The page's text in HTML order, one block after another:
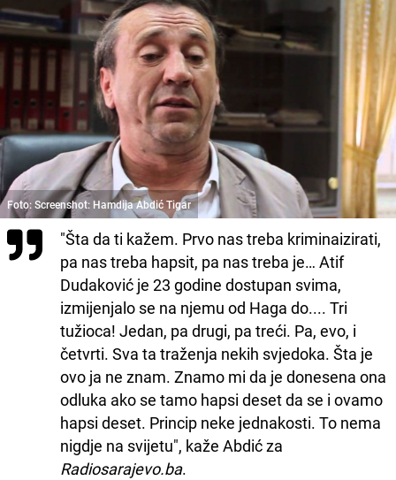
Foto: Screenshot: Hamdija Abdić Tigar
"Šta da ti kažem. Prvo nas treba kriminaizirati,
pa nas treba hapsit, pa nas treba je… Atif
Dudaković je 23 godine dostupan svima,
izmijenjalo se na njemu od Haga do.... Tri
tužioca! Jedan, pa drugi, pa treći. Pa, evo, i
četvrti. Sva ta traženja nekih svjedoka. Šta je
ovo ja ne znam. Znamo mi da je donesena ona
odluka ako se tamo hapsi deset da se i ovamo
hapsi deset. Princip neke jednakosti. To nema
nigdje na svijetu", kaže Abdić za
Radiosarajevo.ba.